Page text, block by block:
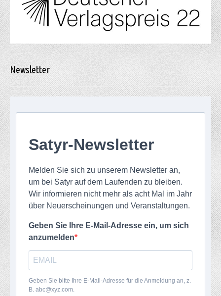
Newsletter
Satyr-Newsletter
Melden Sie sich zu unserem Newsletter an,
um bei Satyr auf dem Laufenden zu bleiben.
Wir informieren nicht mehr als acht Mal im Jahr
über Neuerscheinungen und Veranstaltungen.
Geben Sie Ihre E-Mail-Adresse ein, um sich
anzumelden
Geben Sie bitte Ihre E-Mail-Adresse für die Anmeldung an, z.
B. abc@xyz.com.